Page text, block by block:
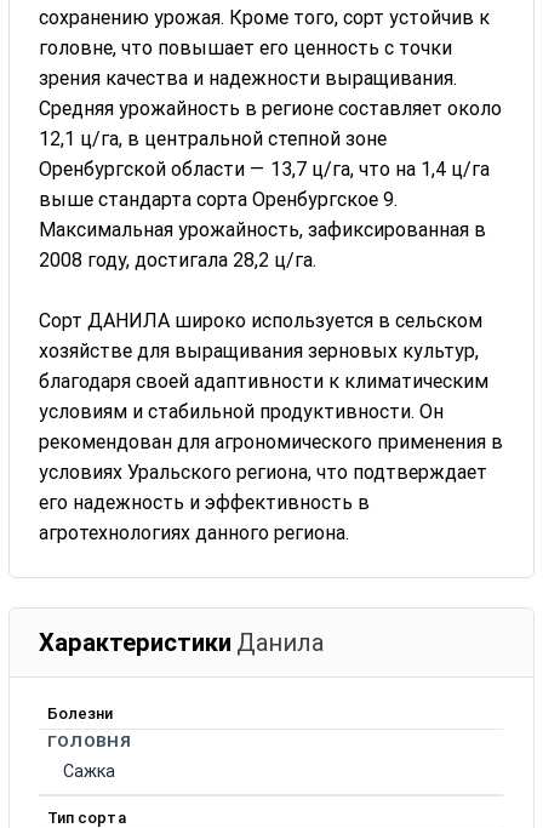
сохранению урожая. Кроме того, сорт устойчив к
головне, что повышает его ценность с точки
зрения качества и надежности выращивания.
Средняя урожайность в регионе составляет около
12,1 ц/га, в центральной степной зоне
Оренбургской области — 13,7 ц/га, что на 1,4 ц/га
выше стандарта сорта Оренбургское 9.
Максимальная урожайность, зафиксированная в
2008 году, достигала 28,2 ц/га.
Сорт ДАНИЛА широко используется в сельском
хозяйстве для выращивания зерновых культур,
благодаря своей адаптивности к климатическим
условиям и стабильной продуктивности. Он
рекомендован для агрономического применения в
условиях Уральского региона, что подтверждает
его надежность и эффективность в
агротехнологиях данного региона.
Характеристики Данила
Болезни
ГОЛОВНЯ
Сажка
Тип сорта